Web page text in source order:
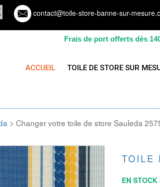
contact@toile-store-banne-sur-
Frais de port offerts dès
ACCUEIL TOILE DE STORE SUR
> Changer votre toile de store Sauleda
TOILE
EN